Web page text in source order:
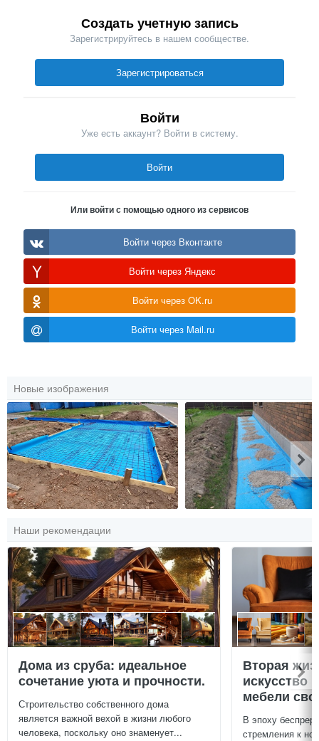
Создать учетную запись
Зарегистрируйтесь в нашем сообществе.
Зарегистрироваться
Войти
Уже есть аккаунт? Войти в систему.
Войти
Или войти с помощью одного из сервисов
Войти через Вконтакте
Войти через Яндекс
Войти через OK.ru
Войти через Mail.ru
Новые изображения
Наши рекомендации
Дома из сруба: идеальное
сочетание уюта и прочности.
Строительство собственного дома
является важной вехой в жизни любого
человека, поскольку оно знаменует...
Вторая
искусство
мебели
В эпоху
стремления к